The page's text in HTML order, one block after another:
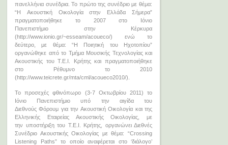
πανελλήνια συνέδρια. Το πρώτο της συνέδριο με θέμα:
“Η Ακουστική Οικολογία στην Ελλάδα Σήμερα”
πραγματοποιήθηκε το 2007 στο Ιόνιο
Πανεπιστήμιο στην Κέρκυρα
(http://www.ionio.gr/~esseam/acoueco/) ενώ το
δεύτερο, με θέμα: “Η Ποιητική του Ηχοτοπίου”
οργανώθηκε από το Τμήμα Μουσικής Τεχνολογίας και
Ακουστικής του Τ.Ε.Ι. Κρήτης και πραγματοποιήθηκε
στο Ρέθυμνο το 2010
(http://www.teicrete.gr/mta/cml/acoueco2010/).
Το προσεχές φθινόπωρο (3-7 Οκτωβρίου 2011) το
Ιόνιο Πανεπιστήμιο υπό την αιγίδα του
Διεθνούς Φόρουμ για την Ακουστική Οικολογία και της
Ελληνικής Εταιρείας Ακουστικής Οικολογίας, με
την υποστήριξη του Τ.Ε.Ι. Κρήτης, οργανώνει Διεθνές
Συνέδριο Ακουστικής Οικολογίας με θέμα: “Crossing
Listening Paths” το οποίο αναφέρεται στο ‘διάλογο’